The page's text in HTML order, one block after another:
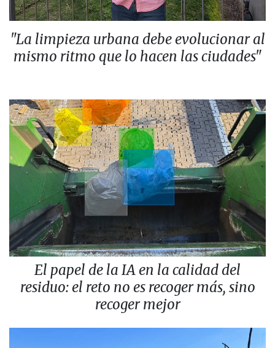
"La limpieza urbana debe evolucionar al
mismo ritmo que lo hacen las ciudades"
El papel de la IA en la calidad del
residuo: el reto no es recoger más, sino
recoger mejor